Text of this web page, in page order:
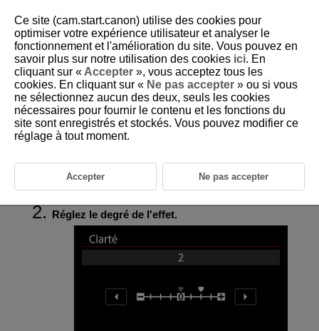
D292-062
Clarté
Vous pouvez ajuster la clarté de l'image, telle que déterminée par le
contraste des bords de l'image.
Réglez vers le côté négatif pour rendre les images plus douces ou vers
Sélectionnez [ :Clarté] ( ,
).
Réglez le degré de l'effet.
Ce site (cam.start.canon) utilise des cookies pour
optimiser votre expérience utilisateur et analyser le
fonctionnement et l'amélioration du site. Vous pouvez en
savoir plus sur notre utilisation des cookies ici. En
cliquant sur « Accepter », vous acceptez tous les
cookies. En cliquant sur « Ne pas accepter » ou si vous
ne sélectionnez aucun des deux, seuls les cookies
nécessaires pour fournir le contenu et les fonctions du
site sont enregistrés et stockés. Vous pouvez modifier ce
réglage à tout moment.
Accepter Ne pas accepter